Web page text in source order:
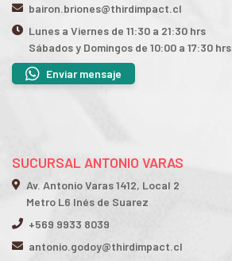
bairon.briones@thirdimpact.cl
Lunes a Viernes de 11:30 a 21:30 hrs
Sábados y Domingos de 10:00 a 17:30 hrs
Enviar mensaje
SUCURSAL ANTONIO VARAS
Av. Antonio Varas 1412, Local 2
Metro L6 Inés de Suarez
+569 9933 8039
antonio.godoy@thirdimpact.cl